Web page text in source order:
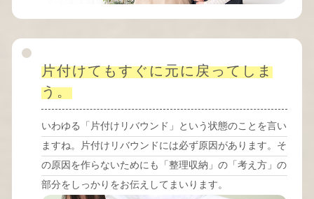
片付けてもすぐに元に戻ってしま
う。
いわゆる「片付けリバウンド」という状態のことを言い
ますね。片付けリバウンドには必ず原因があります。そ
の原因を作らないためにも「整理収納」の「考え方」の
部分をしっかりをお伝えしてまいります。